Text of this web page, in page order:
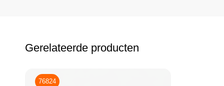
Gerelateerde producten
76824